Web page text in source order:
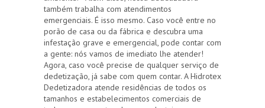
também trabalha com atendimentos
emergenciais. É isso mesmo. Caso você entre no
porão de casa ou da fábrica e descubra uma
infestação grave e emergencial, pode contar com
a gente: nós vamos de imediato lhe atender!
Agora, caso você precise de qualquer serviço de
dedetização, já sabe com quem contar. A Hidrotex
Dedetizadora atende residências de todos os
tamanhos e estabelecimentos comerciais de